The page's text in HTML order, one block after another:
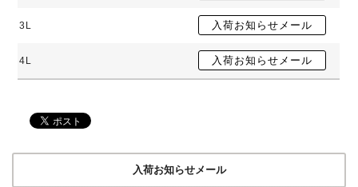
3L
4L
入荷お知らせメール